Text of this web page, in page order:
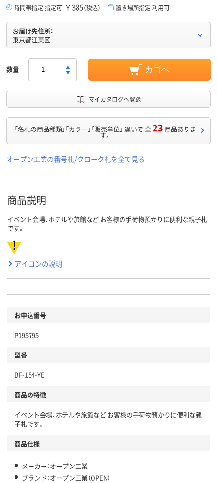
時間帯指定 指定可 ￥385（税込） 置き場所指定 利用可
お届け先住所：
東京都江東区
数量 カゴへ
マイカタログへ登録
「名札の商品種類」「カラー」「販売単位」 違いで 全23 商品ありま
す。
オープン工業の番号札/クローク札を全て見る
商品説明
イベント会場、ホテルや旅館など お客様の手荷物預かりに便利な親子札
です。
アイコンの説明
お申込番号
P195795
型番
BF-154-YE
商品の特徴
イベント会場、ホテルや旅館など お客様の手荷物預かりに便利な親
子札です。
商品仕様
メーカー：オープン工業
ブランド：オープン工業（OPEN）